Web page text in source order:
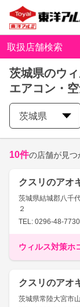
取扱店舗検索
茨城県のウ
エアコン・
茨城県
10件の店舗が見つ
クスリのアオ
茨城県結城郡八千
２
TEL: 0296-48-7730
ウィルス対策ホ
クスリのアオ
茨城県常陸大宮市